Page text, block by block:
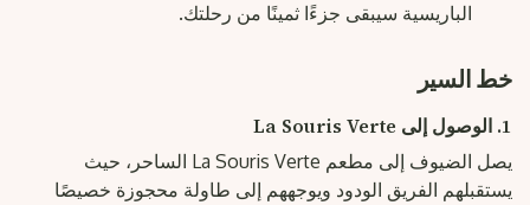
الباريسية سيبقى جزءًا ثمينًا من رحلتك.
خط السير
1. الوصول إلى La Souris Verte
يصل الضيوف إلى مطعم La Souris Verte الساحر، حيث
يستقبلهم الفريق الودود ويوجههم إلى طاولة محجوزة خصيصًا